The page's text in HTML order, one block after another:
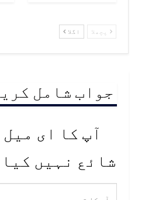
پچھلا اگلا
جواب شامل
آپ کا ای
شائع نہیں